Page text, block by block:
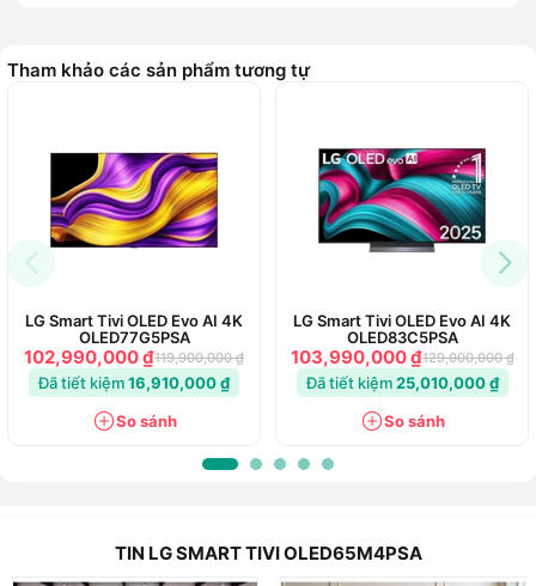
Tham khảo các sản phẩm tương tự
LG Smart Tivi OLED Evo AI 4K
OLED77G5PSA
102,990,000 ₫119,900,000 ₫
Đã tiết kiệm16,910,000 ₫
So sánh
LG Smart Tivi OLED Evo AI 4K
OLED83C5PSA
103,990,000 ₫129,000,000 ₫
Đã tiết kiệm25,010,000 ₫
So sánh
TIN LG SMART TIVI OLED65M4PSA